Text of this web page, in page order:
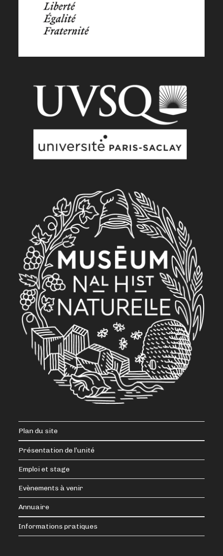
Plan du site
Présentation de l’unité
Emploi et stage
Evènements à venir
Annuaire
Informations pratiques